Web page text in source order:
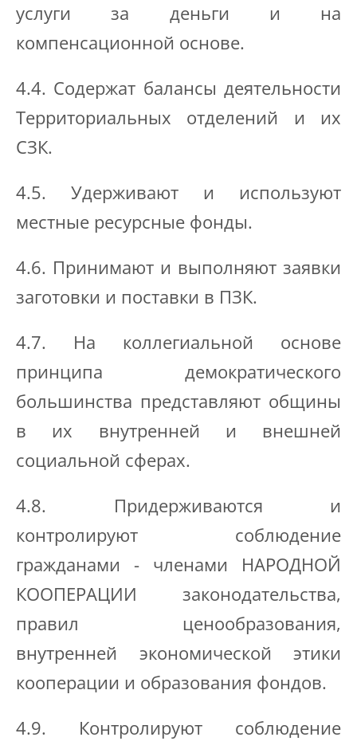
услуги за деньги и на
компенсационной основе.
4.4. Содержат балансы деятельности
Территориальных отделений и их
СЗК.
4.5. Удерживают и используют
местные ресурсные фонды.
4.6. Принимают и выполняют заявки
заготовки и поставки в ПЗК.
4.7. На коллегиальной основе
принципа демократического
большинства представляют общины
в их внутренней и внешней
социальной сферах.
4.8. Придерживаются и
контролируют соблюдение
гражданами - членами НАРОДНОЙ
КООПЕРАЦИИ законодательства,
правил ценообразования,
внутренней экономической этики
кооперации и образования фондов.
4.9. Контролируют соблюдение